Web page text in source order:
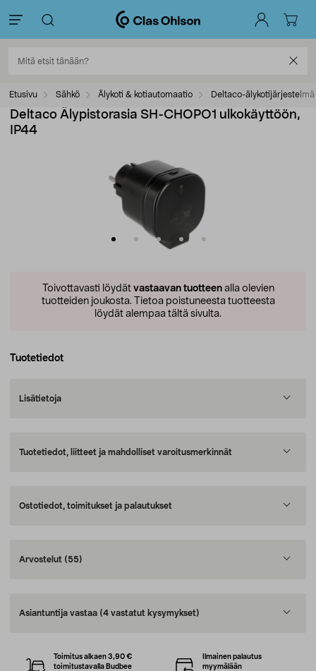
Etusivu Sähkö Älykoti & kotiautomaatio Deltaco-älykotijärjestelmä
Deltaco Älypistorasia SH-CHOPO1 ulkokäyttöön,
IP44
Toivottavasti löydät vastaavan tuotteenalla olevien
tuotteiden joukosta. Tietoa poistuneesta tuotteesta
löydät alempaa tältä sivulta.
Tuotetiedot
Lisätietoja
Tuotetiedot, liitteet ja mahdolliset varoitusmerkinnät
Ostotiedot, toimitukset ja palautukset
Arvostelut (55)
Asiantuntija vastaa (4 vastatut kysymykset)
Toimitus alkaen 3,90 €
toimitustavalla Budbee
Ilmainen palautus
myymälään